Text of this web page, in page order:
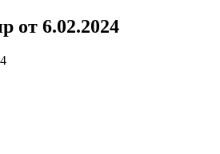
от 6.02.2024